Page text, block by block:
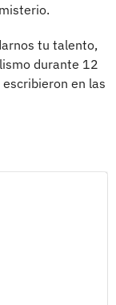
tu talento,
durante 12
escribieron en las